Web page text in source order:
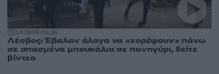
14:3809.08.26
Λέσβος: Έβαλαν άλογα να «χορέψουν» πάνω
σε σπασμένα μπουκάλια σε πανηγύρι, δείτε
βίντεο